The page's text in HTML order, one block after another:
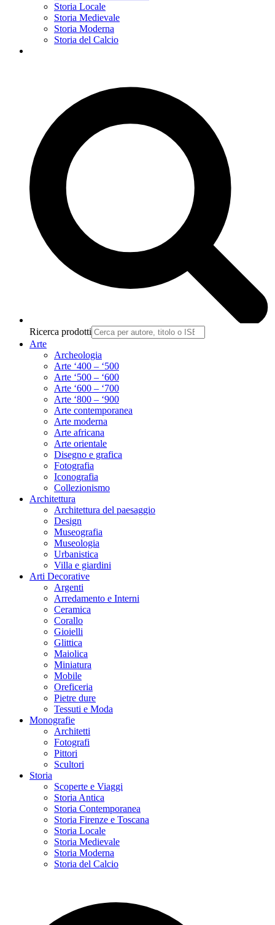
Storia Locale
Storia Medievale
Storia Moderna
Storia del Calcio
Ricerca prodotti
Arte
Archeologia
Arte ‘400 – ‘500
Arte ‘500 – ‘600
Arte ‘600 – ‘700
Arte ‘800 – ‘900
Arte contemporanea
Arte moderna
Arte africana
Arte orientale
Disegno e grafica
Fotografia
Iconografia
Collezionismo
Architettura
Architettura del paesaggio
Design
Museografia
Museologia
Urbanistica
Villa e giardini
Arti Decorative
Argenti
Arredamento e Interni
Ceramica
Corallo
Gioielli
Glittica
Maiolica
Miniatura
Mobile
Oreficeria
Pietre dure
Tessuti e Moda
Monografie
Architetti
Fotografi
Pittori
Scultori
Storia
Scoperte e Viaggi
Storia Antica
Storia Contemporanea
Storia Firenze e Toscana
Storia Locale
Storia Medievale
Storia Moderna
Storia del Calcio